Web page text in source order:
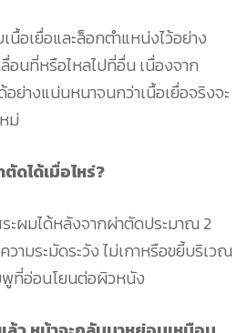
เนื้อเยื่อและล็อกตำแหน่งไว้อย่าง
อนที่หรือไหลไปที่อื่น เนื่องจาก
อย่างแน่นหนาจนกว่าเนื้อเยื่อจริงจะ
ม่
ดได้เมื่อไหร่?
ะผมได้หลังจากผ่าตัดประมาณ 2
ามระมัดระวัง ไม่เกาหรือขยี้บริเวณ
พูที่อ่อนโยนต่อผิวหนัง